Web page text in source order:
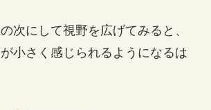
次にして視野を広げてみると、
小さく感じられるようになるは